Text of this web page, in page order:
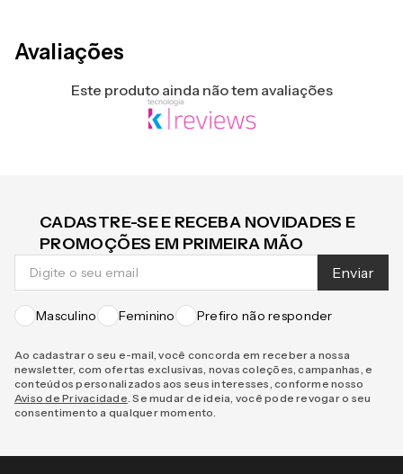
Avaliações
Este produto ainda não tem avaliações
CADASTRE-SE E RECEBA NOVIDADES E
PROMOÇÕES EM PRIMEIRA MÃO
Enviar
Masculino Feminino Prefiro não responder
Ao cadastrar o seu e-mail, você concorda em receber a nossa
newsletter, com ofertas exclusivas, novas coleções, campanhas, e
conteúdos personalizados aos seus interesses, conforme nosso
Aviso de Privacidade . Se mudar de ideia, você pode revogar o seu
consentimento a qualquer momento.